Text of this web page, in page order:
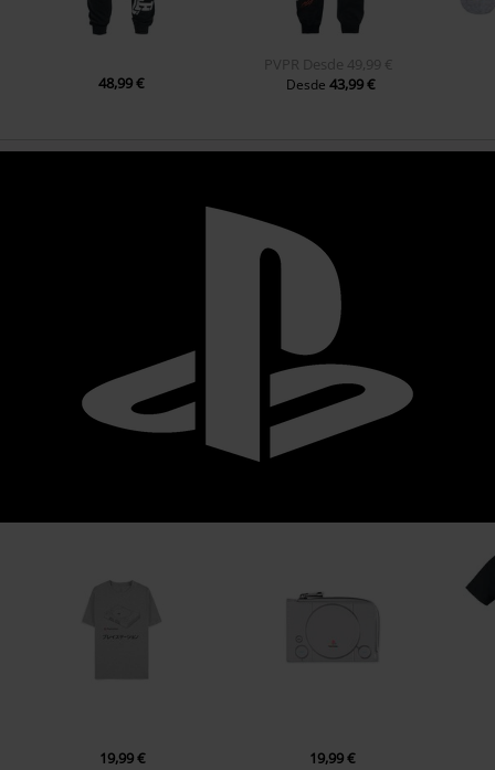
48,99 €
PVPR Desde 49,99 €
Desde43,99 €
19,99 € 19,99 €